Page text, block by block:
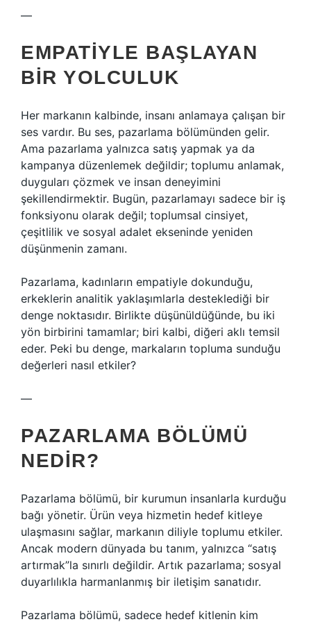
—
EMPATIYLE BAŞLAYAN
BIR YOLCULUK
Her markanın kalbinde, insanı anlamaya çalışan bir
ses vardır. Bu ses, pazarlama bölümünden gelir.
Ama pazarlama yalnızca satış yapmak ya da
kampanya düzenlemek değildir; toplumu anlamak,
duyguları çözmek ve insan deneyimini
şekillendirmektir. Bugün, pazarlamayı sadece bir iş
fonksiyonu olarak değil; toplumsal cinsiyet,
çeşitlilik ve sosyal adalet ekseninde yeniden
düşünmenin zamanı.
Pazarlama, kadınların empatiyle dokunduğu,
erkeklerin analitik yaklaşımlarla desteklediği bir
denge noktasıdır. Birlikte düşünüldüğünde, bu iki
yön birbirini tamamlar; biri kalbi, diğeri aklı temsil
eder. Peki bu denge, markaların topluma sunduğu
değerleri nasıl etkiler?
—
PAZARLAMA BÖLÜMÜ
NEDIR?
Pazarlama bölümü, bir kurumun insanlarla kurduğu
bağı yönetir. Ürün veya hizmetin hedef kitleye
ulaşmasını sağlar, markanın diliyle toplumu etkiler.
Ancak modern dünyada bu tanım, yalnızca “satış
artırmak”la sınırlı değildir. Artık pazarlama; sosyal
duyarlılıkla harmanlanmış bir iletişim sanatıdır.
Pazarlama bölümü, sadece hedef kitlenin kim